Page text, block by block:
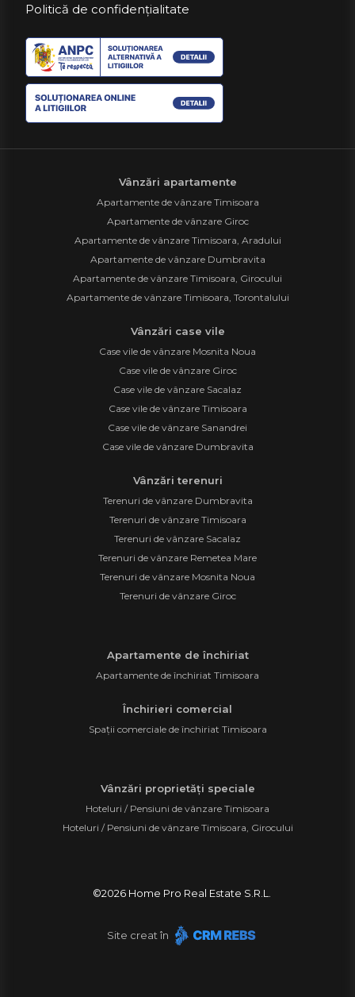
Politică de confidențialitate
Vânzări apartamente
Apartamente de vânzare Timisoara
Apartamente de vânzare Giroc
Apartamente de vânzare Timisoara, Aradului
Apartamente de vânzare Dumbravita
Apartamente de vânzare Timisoara, Girocului
Apartamente de vânzare Timisoara, Torontalului
Vânzări case vile
Case vile de vânzare Mosnita Noua
Case vile de vânzare Giroc
Case vile de vânzare Sacalaz
Case vile de vânzare Timisoara
Case vile de vânzare Sanandrei
Case vile de vânzare Dumbravita
Vânzări terenuri
Terenuri de vânzare Dumbravita
Terenuri de vânzare Timisoara
Terenuri de vânzare Sacalaz
Terenuri de vânzare Remetea Mare
Terenuri de vânzare Mosnita Noua
Terenuri de vânzare Giroc
Apartamente de închiriat
Apartamente de închiriat Timisoara
Închirieri comercial
Spații comerciale de închiriat Timisoara
Vânzări proprietăți speciale
Hoteluri / Pensiuni de vânzare Timisoara
Hoteluri / Pensiuni de vânzare Timisoara, Girocului
©2026Home Pro Real Estate S.R.L.
Site creat în